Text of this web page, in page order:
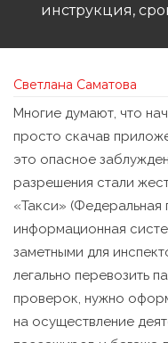
инструкция,
Светлана Саматова
Многие думают, что
просто скачав
это опасное
разрешения стали
«Такси» (Федеральная
информационная
заметными для
легально перевозить
проверок, нужно
на осуществление